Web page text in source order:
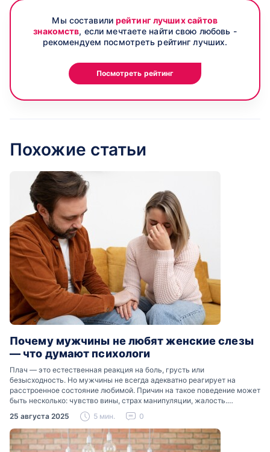
Мы составилирейтинг лучших сайтов
знакомств, если мечтаете найти свою любовь -
рекомендуем посмотреть рейтинг лучших.
Посмотреть рейтинг
Похожие статьи
Почему мужчины не любят женские слезы
— что думают психологи
Плач — это естественная реакция на боль, грусть или
безысходность. Но мужчины не всегда адекватно реагирует на
расстроенное состояние любимой. Причин на такое поведение может
быть несколько: чувство вины, страх манипуляции, жалость.
Разобраться, почему мужчины боятся женских слез, помогут советы
психологов…
25 августа 2025 5 мин. 0